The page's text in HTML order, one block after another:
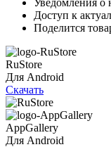
Доступ к
Поделится
RuStore
Для Android
Скачать
AppGallery
Для Android